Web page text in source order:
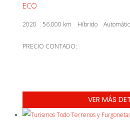
ECO
2020 56.000 km Híbrido
PRECIO CONTADO:
VER MÁS